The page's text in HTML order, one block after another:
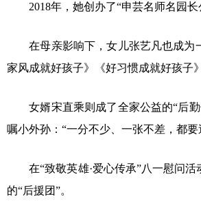
2018年，她创办了“申芸名师名园
在母亲影响下，女儿张艺凡也成为
家风成就好孩子》《好习惯成就好孩子
女婿宋直乘则成了全家公益的“后
嘱小外孙：“一分不少、一张不差，都
在“致敬英雄·爱心传承”八一慰问
的“后援团”。